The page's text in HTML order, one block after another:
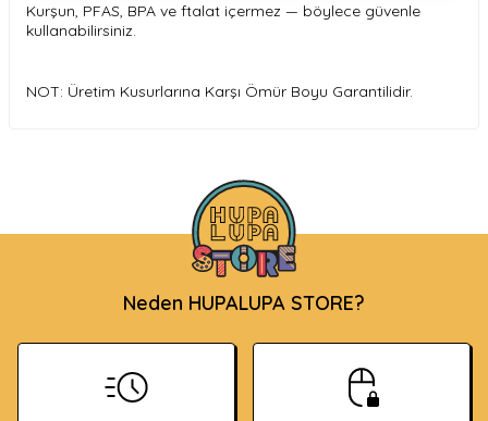
Kurşun, PFAS, BPA ve ftalat içermez — böylece güvenle
kullanabilirsiniz.
NOT: Üretim Kusurlarına Karşı Ömür Boyu Garantilidir.
Neden HUPALUPA STORE?